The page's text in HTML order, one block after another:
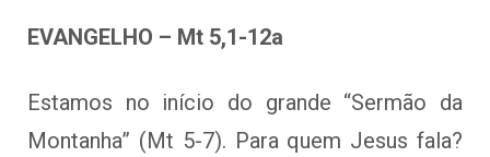
EVANGELHO – Mt 5,1-12a
Estamos no início do grande “Sermão da
Montanha” (Mt 5-7). Para quem Jesus fala?